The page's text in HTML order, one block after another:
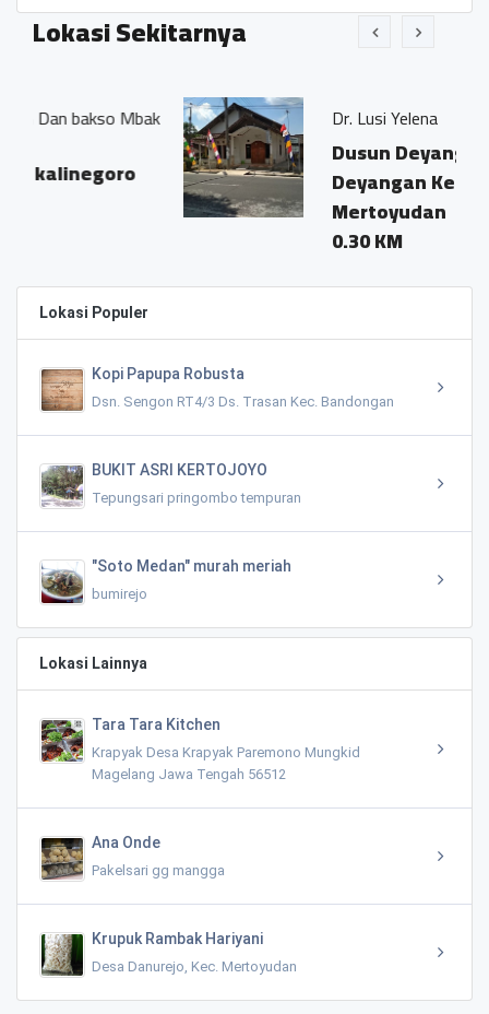
Lokasi Sekitarnya
Mbak Dr. Lusi Yelena
Dusun Deyangan Desa
Deyangan Kecamatan
Mertoyudan
Lokasi Populer
Kopi Papupa Robusta
Dsn. Sengon RT4/3 Ds. Trasan Kec. Bandongan
BUKIT ASRI KERTOJOYO
Tepungsari pringombo tempuran
"Soto Medan" murah meriah
bumirejo
Lokasi Lainnya
Tara Tara Kitchen
Krapyak Desa Krapyak Paremono Mungkid
Magelang Jawa Tengah 56512
Ana Onde
Pakelsari gg mangga
Krupuk Rambak Hariyani
Desa Danurejo, Kec. Mertoyudan